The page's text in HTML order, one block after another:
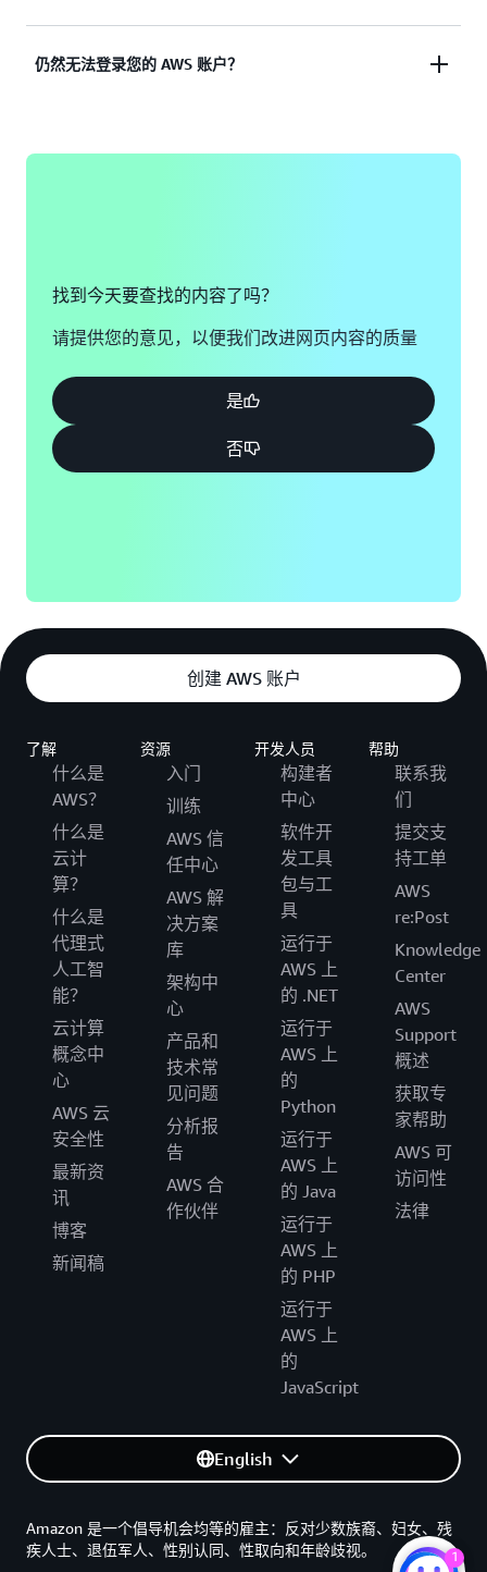
查看解决方案
丢失或无法使用 Multi-Factor Authentication (MFA)
查看解决方案
仍然无法登录您的 AWS 账户？
找到今天要查找的内容了吗？
请提供您的意见，以便我们改进网页内容的质量
是
否
创建 AWS 账户
了解
什么是
AWS？
什么是
云计
算？
什么是
代理式
人工智
能？
云计算
概念中
心
AWS 云
安全性
最新资
讯
博客
新闻稿
资源
入门
训练
AWS 信
任中心
AWS 解
决方案
库
架构中
心
产品和
技术常
见问题
分析报
告
AWS 合
作伙伴
开发人员
构建者
中心
软件开
发工具
包与工
具
运行于
AWS 上
的 .NET
运行于
AWS 上
的
Python
运行于
AWS 上
的 Java
运行于
AWS 上
的 PHP
运行于
AWS 上
的
JavaScript
帮助
联系我
们
提交支
持工单
AWS
re:Post
Knowledge
Center
AWS
Support
概述
获取专
家帮助
AWS 可
访问性
法律
English
Amazon 是一个倡导机会均等的雇主：反对少数族裔、妇女、残
疾人士、退伍军人、性别认同、性取向和年龄歧视。
1